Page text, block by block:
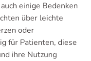
einige Bedenken
über leichte
oder
für Patienten, diese
ihre Nutzung